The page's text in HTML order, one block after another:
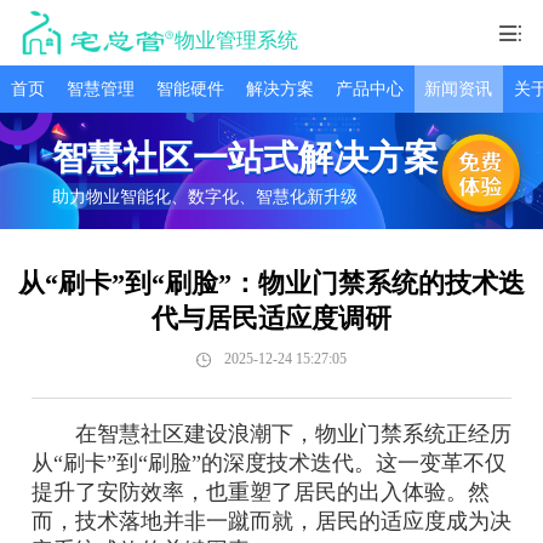
物业管理系统
首页 智慧管理 智能硬件 解决方案 产品中心 新闻资讯 关
智慧社区一站式解决方案
助力物业智能化、数字化、智慧化新升级
从“刷卡”到“刷脸”：物业门禁系统的技术迭
代与居民适应度调研
2025-12-24 15:27:05
在智慧社区建设浪潮下，物业门禁系统正经历
从“刷卡”到“刷脸”的深度技术迭代。这一变革不仅
提升了安防效率，也重塑了居民的出入体验。然
而，技术落地并非一蹴而就，居民的适应度成为决